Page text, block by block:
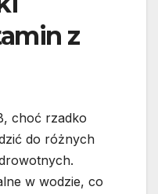
z
choć rzadko
do różnych
w wodzie, co